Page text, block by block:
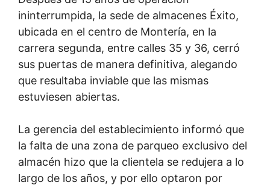
ininterrumpida, la sede de almacenes Éxito,
ubicada en el centro de Montería, en la
carrera segunda, entre calles 35 y 36, cerró
sus puertas de manera definitiva, alegando
que resultaba inviable que las mismas
estuviesen abiertas.
La gerencia del establecimiento informó que
la falta de una zona de parqueo exclusivo del
almacén hizo que la clientela se redujera a lo
largo de los años, y por ello optaron por